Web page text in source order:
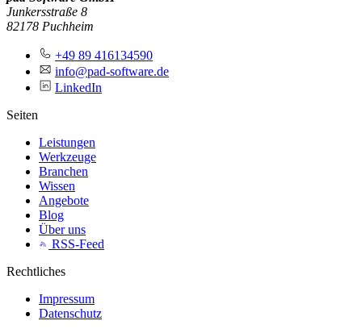
Junkersstraße 8
82178 Puchheim
+49 89 416134590
info@pad-software.de
LinkedIn
Seiten
Leistungen
Werkzeuge
Branchen
Wissen
Angebote
Blog
Über uns
RSS-Feed
Rechtliches
Impressum
Datenschutz